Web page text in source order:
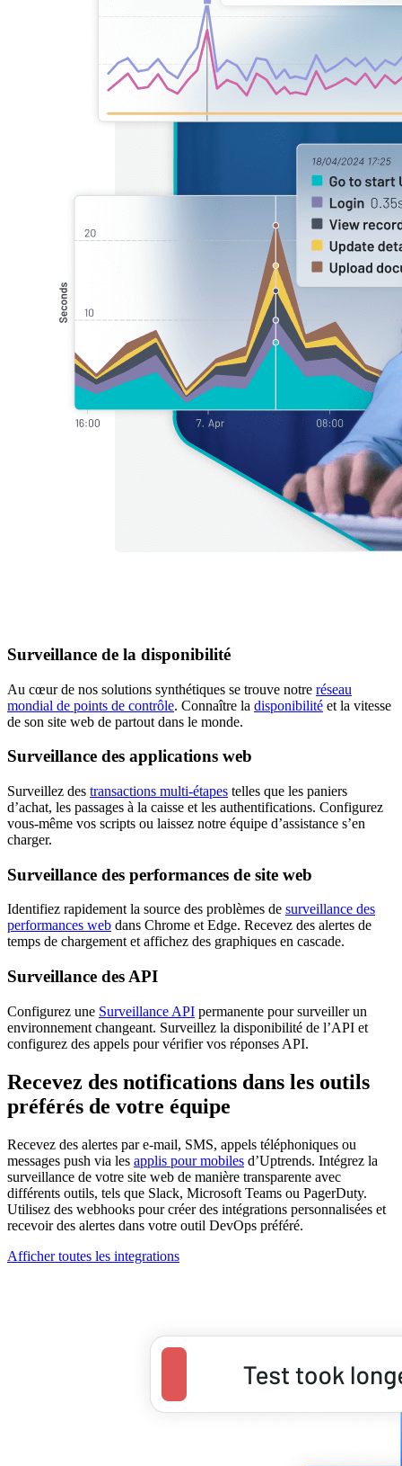
Surveillance de la disponibilité
Au cœur de nos solutions synthétiques se trouve notre réseau
mondial de points de contrôle. Connaître la disponibilité et la vitesse
de son site web de partout dans le monde.
Surveillance des applications web
Surveillez des transactions multi-étapes telles que les paniers
d’achat, les passages à la caisse et les authentifications. Configurez
vous-même vos scripts ou laissez notre équipe d’assistance s’en
charger.
Surveillance des performances de site web
Identifiez rapidement la source des problèmes de surveillance des
performances web dans Chrome et Edge. Recevez des alertes de
temps de chargement et affichez des graphiques en cascade.
Surveillance des API
Configurez une Surveillance API permanente pour surveiller un
environnement changeant. Surveillez la disponibilité de l’API et
configurez des appels pour vérifier vos réponses API.
Recevez des notifications dans les outils
préférés de votre équipe
Recevez des alertes par e-mail, SMS, appels téléphoniques ou
messages push via les applis pour mobiles d’Uptrends. Intégrez la
surveillance de votre site web de manière transparente avec
différents outils, tels que Slack, Microsoft Teams ou PagerDuty.
Utilisez des webhooks pour créer des intégrations personnalisées et
recevoir des alertes dans votre outil DevOps préféré.
Afficher toutes les integrations